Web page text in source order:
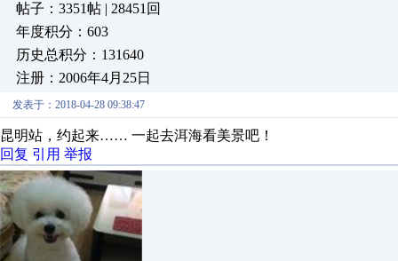
帖子：3351帖 | 28451回
年度积分：603
历史总积分：131640
注册：2006年4月25日
发表于：2018-04-28 09:38:47
昆明站，约起来…… 一起去洱海看美景吧！
回复 引用 举报